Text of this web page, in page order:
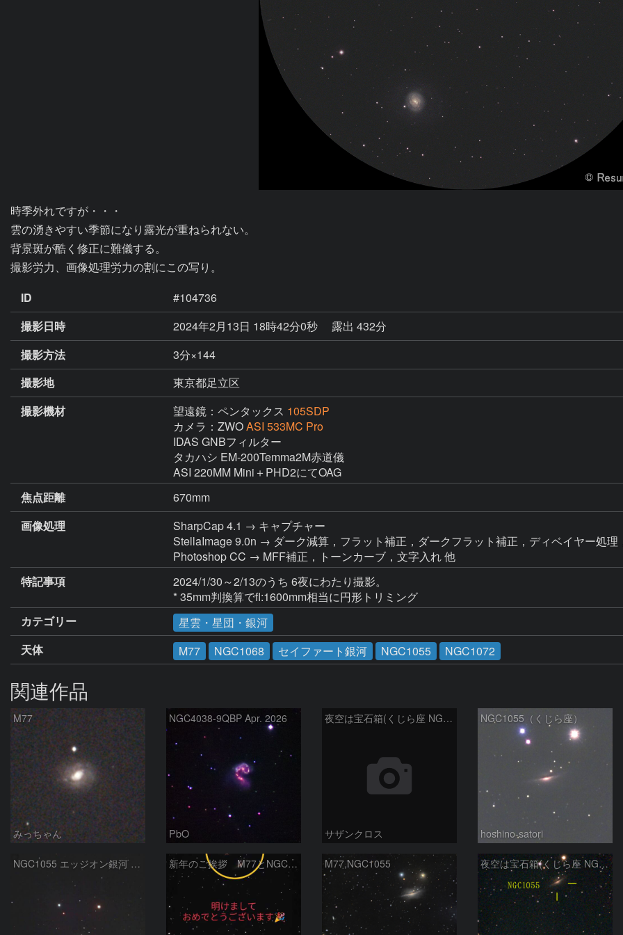
時季外れですが・・・
雲の湧きやすい季節になり露光が重ねられない。
背景斑が酷く修正に難儀する。
撮影労力、画像処理労力の割にこの写り。
ID
#104736
撮影日時
2024年2月13日 18時42分0秒
露出 432分
撮影方法
3分×144
撮影地
東京都足立区
撮影機材
望遠鏡：ペンタックス 105SDP
カメラ：ZWOASI 533MC Pro
IDAS GNBフィルター
タカハシ EM-200Temma2M赤道儀
ASI 220MM Mini＋PHD2にてOAG
焦点距離
670mm
画像処理
SharpCap 4.1 → キャプチャー
StellaImage 9.0n → ダーク減算，フラット補正，ダークフラット補正，ディベイヤー処理
Photoshop CC → MFF補正，トーンカーブ，文字入れ 他
特記事項
2024/1/30～2/13のうち 6夜にわたり撮影。
* 35mm判換算でfl:1600mm相当に円形トリミング
カテゴリー
星雲・星団・銀河
天体
M77 NGC1068 セイファート銀河 NGC1055 NGC1072
関連作品
M77
みっちゃん
NGC4038-9QBP Apr. 2026
PbO
夜空は宝石箱(くじら座 NGC1055) Seestar50
サザンクロス
NGC1055（くじら座）
hoshino-satori
NGC1055 エッジオン銀河 くじら座 新年のご挨拶 M77とNGC1055 M77,NGC1055 夜空は宝石箱(くじら座 NGC1055) Seestar50